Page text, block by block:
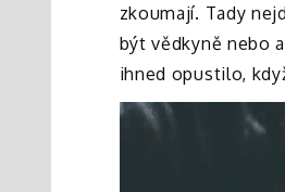
zkoumají. Tady
být vědkyně nebo
ihned opustilo,